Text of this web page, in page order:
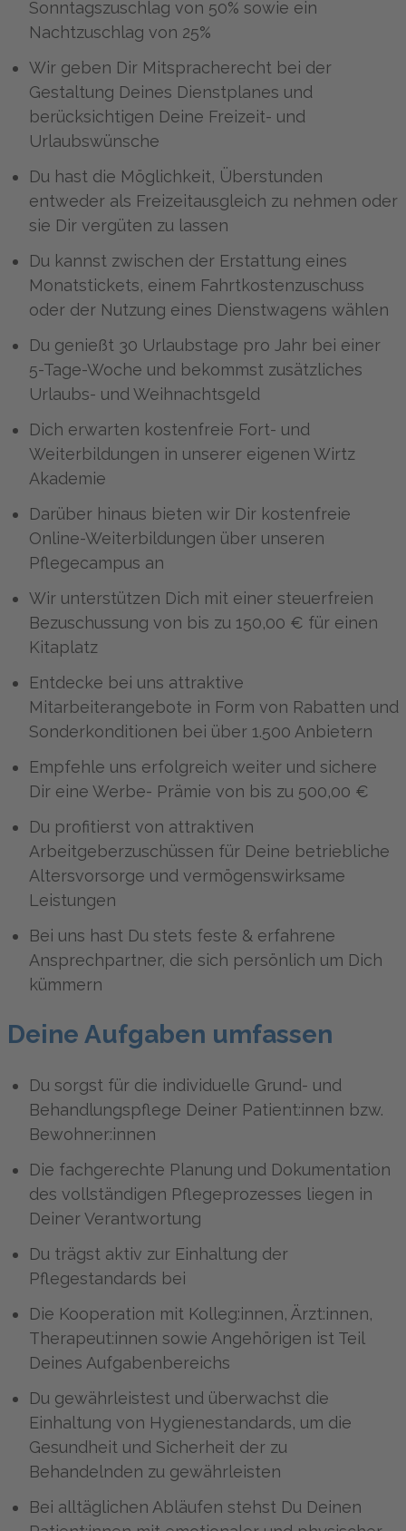
Deine Aufgaben umfassen
Du sorgst für die individuelle Grund- und
Behandlungspflege Deiner Patient:innen bzw.
Bewohner:innen
Die fachgerechte Planung und Dokumentation
des vollständigen Pflegeprozesses liegen in
Deiner Verantwortung
Du trägst aktiv zur Einhaltung der
Pflegestandards bei
Die Kooperation mit Kolleg:innen, Ärzt:innen,
Therapeut:innen sowie Angehörigen ist Teil
Deines Aufgabenbereichs
Du gewährleistest und überwachst die
Einhaltung von Hygienestandards, um die
Gesundheit und Sicherheit der zu
Behandelnden zu gewährleisten
Bei alltäglichen Abläufen stehst Du Deinen
Sonntagszuschlag von 50% sowie ein
Nachtzuschlag von 25%
Wir geben Dir Mitspracherecht bei der
Gestaltung Deines Dienstplanes und
berücksichtigen Deine Freizeit- und
Urlaubswünsche
Du hast die Möglichkeit, Überstunden
entweder als Freizeitausgleich zu nehmen oder
sie Dir vergüten zu lassen
Du kannst zwischen der Erstattung eines
Monatstickets, einem Fahrtkostenzuschuss
oder der Nutzung eines Dienstwagens wählen
Du genießt 30 Urlaubstage pro Jahr bei einer
5-Tage-Woche und bekommst zusätzliches
Urlaubs- und Weihnachtsgeld
Dich erwarten kostenfreie Fort- und
Weiterbildungen in unserer eigenen Wirtz
Akademie
Darüber hinaus bieten wir Dir kostenfreie
Online-Weiterbildungen über unseren
Pflegecampus an
Wir unterstützen Dich mit einer steuerfreien
Bezuschussung von bis zu 150,00 € für einen
Kitaplatz
Entdecke bei uns attraktive
Mitarbeiterangebote in Form von Rabatten und
Sonderkonditionen bei über 1.500 Anbietern
Empfehle uns erfolgreich weiter und sichere
Dir eine Werbe- Prämie von bis zu 500,00 €
Du profitierst von attraktiven
Arbeitgeberzuschüssen für Deine betriebliche
Altersvorsorge und vermögenswirksame
Leistungen
Bei uns hast Du stets feste & erfahrene
Ansprechpartner, die sich persönlich um Dich
kümmern